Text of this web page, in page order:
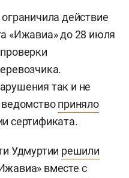
действие
«Ижавиа» до 28 июля
так и не
приняло
сертификата.
Удмуртии решили
вместе с